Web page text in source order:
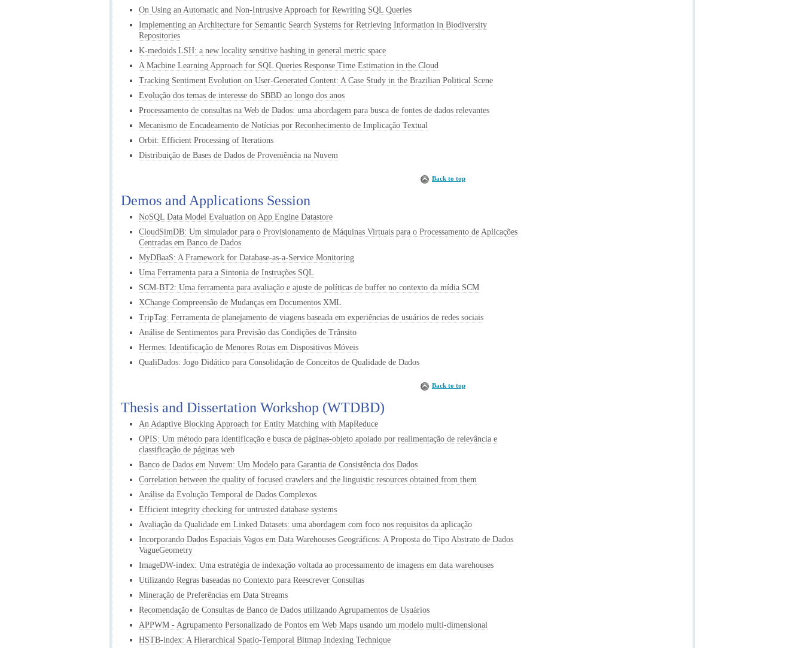
On Using an Automatic and Non-Intrusive Approach for Rewriting SQL Queries
Implementing an Architecture for Semantic Search Systems for Retrieving Information in Biodiversity
Repositories
K-medoids LSH: a new locality sensitive hashing in general metric space
A Machine Learning Approach for SQL Queries Response Time Estimation in the Cloud
Tracking Sentiment Evolution on User-Generated Content: A Case Study in the Brazilian Political Scene
Evolução dos temas de interesse do SBBD ao longo dos anos
Processamento de consultas na Web de Dados: uma abordagem para busca de fontes de dados relevantes
Mecanismo de Encadeamento de Notícias por Reconhecimento de Implicação Textual
Orbit: Efficient Processing of Iterations
Distribuição de Bases de Dados de Proveniência na Nuvem
Back to top
Demos and Applications Session
NoSQL Data Model Evaluation on App Engine Datastore
CloudSimDB: Um simulador para o Provisionamento de Máquinas Virtuais para o Processamento de Aplicações
Centradas em Banco de Dados
MyDBaaS: A Framework for Database-as-a-Service Monitoring
Uma Ferramenta para a Sintonia de Instruções SQL
SCM-BT2: Uma ferramenta para avaliação e ajuste de políticas de buffer no contexto da mídia SCM
XChange Compreensão de Mudanças em Documentos XML
TripTag: Ferramenta de planejamento de viagens baseada em experiências de usuários de redes sociais
Análise de Sentimentos para Previsão das Condições de Trânsito
Hermes: Identificação de Menores Rotas em Dispositivos Móveis
QualiDados: Jogo Didático para Consolidação de Conceitos de Qualidade de Dados
Back to top
Thesis and Dissertation Workshop (WTDBD)
An Adaptive Blocking Approach for Entity Matching with MapReduce
OPIS: Um método para identificação e busca de páginas-objeto apoiado por realimentação de relevância e
classificação de páginas web
Banco de Dados em Nuvem: Um Modelo para Garantia de Consistência dos Dados
Correlation between the quality of focused crawlers and the linguistic resources obtained from them
Análise da Evolução Temporal de Dados Complexos
Efficient integrity checking for untrusted database systems
Avaliação da Qualidade em Linked Datasets: uma abordagem com foco nos requisitos da aplicação
Incorporando Dados Espaciais Vagos em Data Warehouses Geográficos: A Proposta do Tipo Abstrato de Dados
VagueGeometry
ImageDW-index: Uma estratégia de indexação voltada ao processamento de imagens em data warehouses
Utilizando Regras baseadas no Contexto para Reescrever Consultas
Mineração de Preferências em Data Streams
Recomendação de Consultas de Banco de Dados utilizando Agrupamentos de Usuários
APPWM - Agrupamento Personalizado de Pontos em Web Maps usando um modelo multi-dimensional
HSTB-index: A Hierarchical Spatio-Temporal Bitmap Indexing Technique